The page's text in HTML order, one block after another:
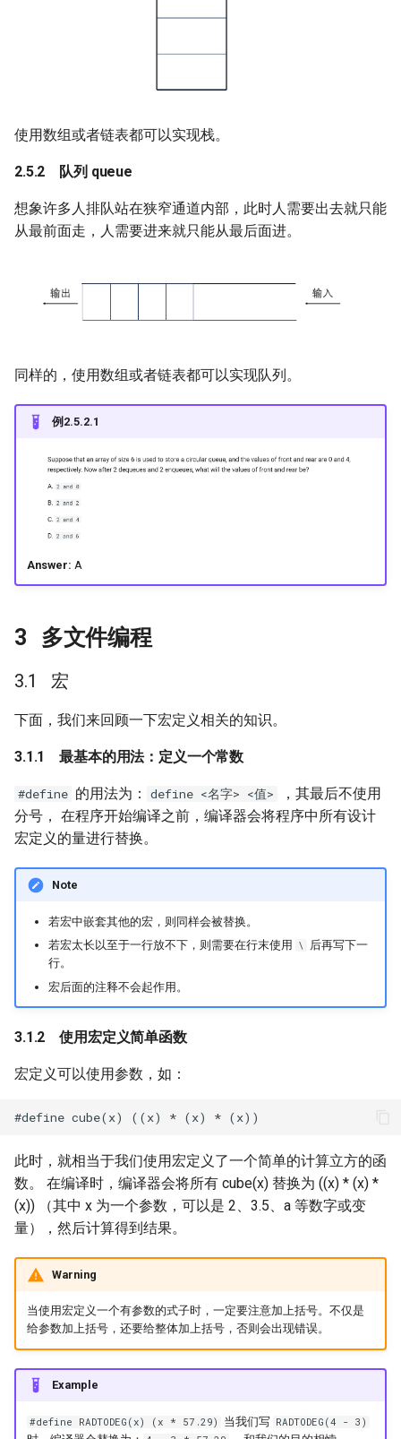
使用数组或者链表都可以实现栈。
队列 queue
想象许多人排队站在狭窄通道内部，此时人需要出去就只能
从最前面走，人需要进来就只能从最后面进。
同样的，使用数组或者链表都可以实现队列。
例2.5.2.1
Answer: A
多文件编程
宏
下面，我们来回顾一下宏定义相关的知识。
最基本的用法：定义一个常数
#define 的用法为： define <名字> <值>
，其最后不使用
分号， 在程序开始编译之前，编译器会将程序中所有设计
宏定义的量进行替换。
Note
若宏中嵌套其他的宏，则同样会被替换。
若宏太长以至于一行放不下，则需要在行末使用
\
后再写下一
行。
宏后面的注释不会起作用。
使用宏定义简单函数
宏定义可以使用参数，如：
此时，就相当于我们使用宏定义了一个简单的计算立方的函
数。 在编译时，编译器会将所有 cube(x) 替换为 ((x) * (x) *
(x)) （其中 x 为一个参数，可以是 2、3.5、a 等数字或变
量），然后计算得到结果。
Warning
当使用宏定义一个有参数的式子时，一定要注意加上括号。不仅是
给参数加上括号，还要给整体加上括号，否则会出现错误。
Example
#define RADTODEG(x) (x * 57.29) 当我们写 RADTODEG(4 - 3)